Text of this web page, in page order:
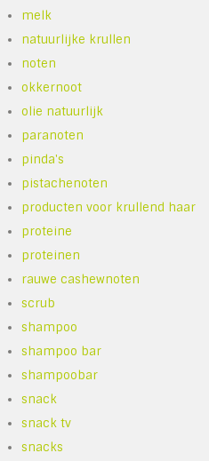
melk
natuurlijke krullen
noten
okkernoot
olie natuurlijk
paranoten
pinda's
pistachenoten
producten voor krullend haar
proteine
proteinen
rauwe cashewnoten
scrub
shampoo
shampoo bar
shampoobar
snack
snack tv
snacks